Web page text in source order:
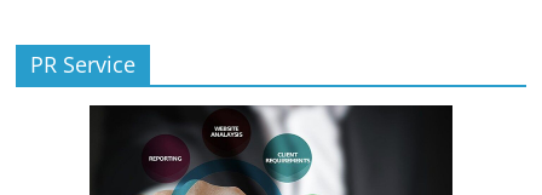
PR Service